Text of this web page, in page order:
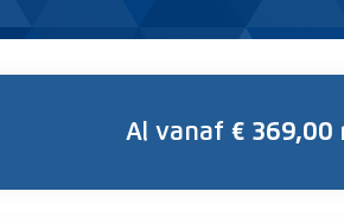
Al vanaf € 369,00